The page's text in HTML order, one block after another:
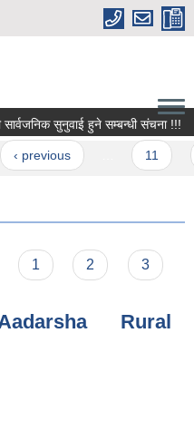
सुनुवाई हुने सम्बन्धी संचना !!!
‹ previous
1 2
3
Rural